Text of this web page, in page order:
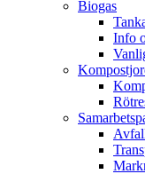
Biogas
Info